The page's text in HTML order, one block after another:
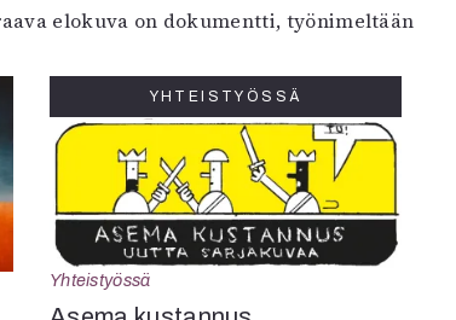
elokuva on dokumentti, työnimeltään
YHTEISTYÖSSÄ
Yhteistyössä